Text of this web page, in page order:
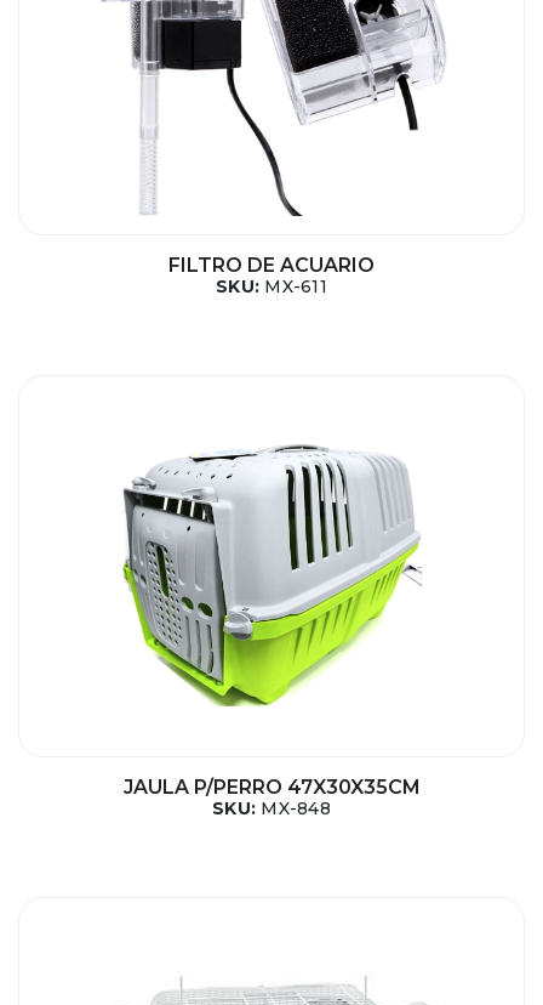
FILTRO DE ACUARIO
SKU: MX-611
JAULA P/PERRO 47X30X35CM
SKU: MX-848